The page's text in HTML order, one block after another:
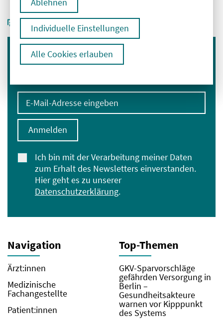
Individuelle Einstellungen
Alle Cookies erlauben
Immer informiert bleiben
E-Mail-Adresse eingeben
Ich bin mit der Verarbeitung meiner Daten
zum Erhalt des Newsletters einverstanden.
Hier geht es zu unserer
Datenschutzerklärung.
Anmelden
Navigation
Ärzt:innen
Medizinische
Fachangestellte
Patient:innen
Top-Themen
GKV-Sparvorschläge
gefährden Versorgung in
Berlin –
Gesundheitsakteure
warnen vor Kipppunkt
des Systems